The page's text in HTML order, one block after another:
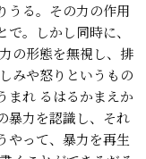
うる。その力の作用
。しかし同時に、
の形態を無視し、排
みや怒りというもの
まれ るはるかまえか
暴力を認識し、それ
やって、暴力を再生